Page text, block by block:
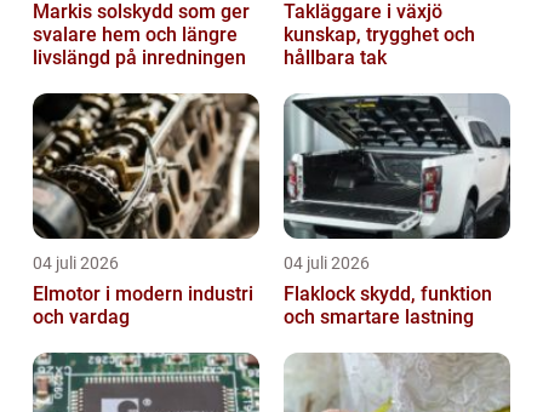
Markis solskydd som ger
svalare hem och längre
livslängd på inredningen
Takläggare i växjö
kunskap, trygghet och
hållbara tak
04 juli 2026
Elmotor i modern industri
och vardag
04 juli 2026
Flaklock skydd, funktion
och smartare lastning